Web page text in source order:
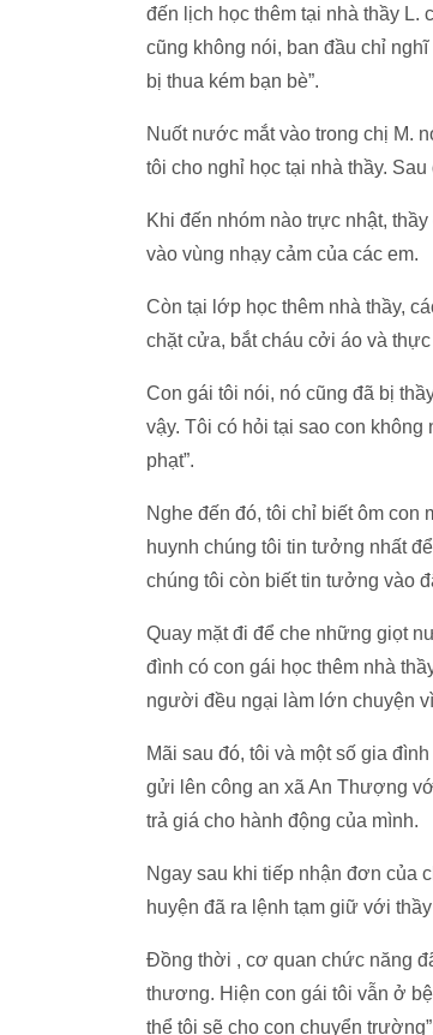
đến lịch học thêm tại nhà thầy L.
cũng không nói, ban đầu chỉ
bị thua kém bạn bè”.
Nuốt nước mắt vào trong chị M.
tôi cho nghỉ học tại nhà thầy.
Khi đến nhóm nào trực nhật,
vào vùng nhạy cảm của các em.
Còn tại lớp học thêm nhà thầy,
chặt cửa, bắt cháu cởi áo và thực
Con gái tôi nói, nó cũng đã bị
vậy. Tôi có hỏi tại sao con
phạt”.
Nghe đến đó, tôi chỉ biết ôm
huynh chúng tôi tin tưởng nhất
chúng tôi còn biết tin tưởng vào
Quay mặt đi để che những giọt
đình có con gái học thêm nhà
người đều ngại làm lớn chuyện
Mãi sau đó, tôi và một số gia
gửi lên công an xã An Thượng
trả giá cho hành động của mình.
Ngay sau khi tiếp nhận đơn của
huyện đã ra lệnh tạm giữ với
Đồng thời , cơ quan chức năng
thương. Hiện con gái tôi vẫn ở
thể tôi sẽ cho con chuyển